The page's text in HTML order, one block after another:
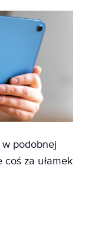
podobnej
coś za ułamek